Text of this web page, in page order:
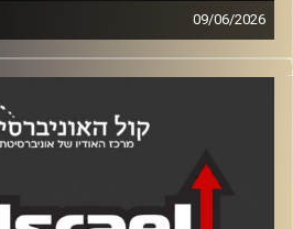
09/06/2026
מבית
אירחו ד"ר יוסי מערבי והסטודנטית
יזם, איש עסקים, לוחם בסיירת
לנשק" וממקימי החמ"ל האזרחי.
נוה הציג בשיחה את התעוררותה
מול משברי המדינה, והציע חזון
באמצעות רתימת הניסיון, הידע